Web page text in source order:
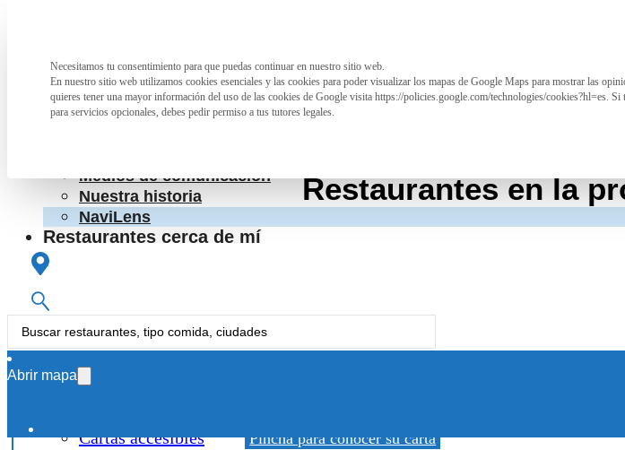
La Asociación
¿Qué hacemos?
Cartas accesibles
Medios de comunicación
Nuestra historia
NaviLens
Restaurantes cerca de mí
Colabora
La Asociación
Cartas accesibles
Restaurantes en la
Search
...
Abrir mapa
Pincha para conocer su carta
Preferencia de privacidad
Necesitamos tu consentimiento para que puedas continuar en nuestro sitio web.
En nuestro sitio web utilizamos cookies esenciales y las cookies para poder visualizar los mapas de Google Maps para mostrar las
quieres tener una mayor información del uso de las cookies de Google visita https://policies.google.com/technologies/cookies?hl=es. Si
para servicios opcionales, debes pedir permiso a tus tutores legales.